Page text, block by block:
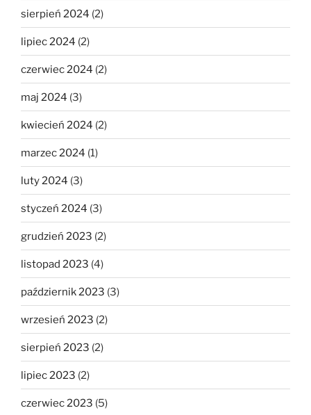
sierpień 2024 (2)
lipiec 2024 (2)
czerwiec 2024 (2)
maj 2024 (3)
kwiecień 2024 (2)
marzec 2024 (1)
luty 2024 (3)
styczeń 2024 (3)
grudzień 2023 (2)
listopad 2023 (4)
październik 2023 (3)
wrzesień 2023 (2)
sierpień 2023 (2)
lipiec 2023 (2)
czerwiec 2023 (5)